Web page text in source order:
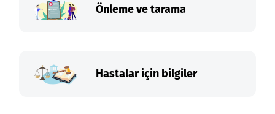
Önleme ve tarama
Hastalar için bilgiler